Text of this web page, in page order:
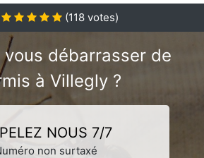
(118 votes)
vous débarrasser de
à Villegly ?
NOUS 7/7
non surtaxé